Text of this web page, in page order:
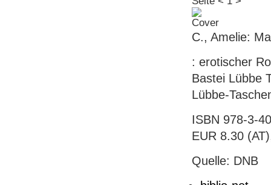
C., Amelie:
: erotischer
Bastei Lübbe
Lübbe-
ISBN 978-3-
EUR 8.30
Quelle: DNB